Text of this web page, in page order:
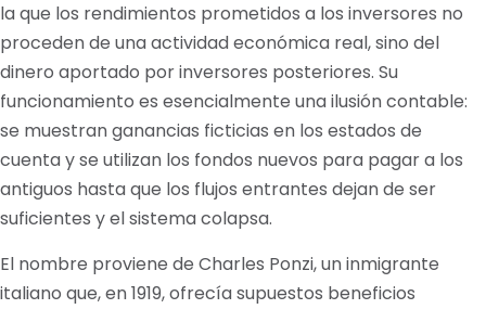
la que los rendimientos prometidos a los inversores no
proceden de una actividad económica real, sino del
dinero aportado por inversores posteriores. Su
funcionamiento es esencialmente una ilusión contable:
se muestran ganancias ficticias en los estados de
cuenta y se utilizan los fondos nuevos para pagar a los
antiguos hasta que los flujos entrantes dejan de ser
suficientes y el sistema colapsa.
El nombre proviene de Charles Ponzi, un inmigrante
italiano que, en 1919, ofrecía supuestos beneficios